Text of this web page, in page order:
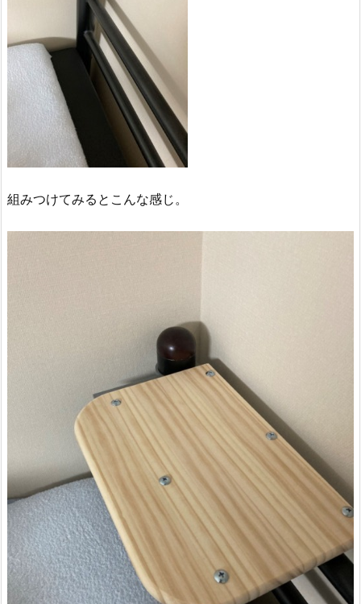
組みつけてみるとこんな感じ。